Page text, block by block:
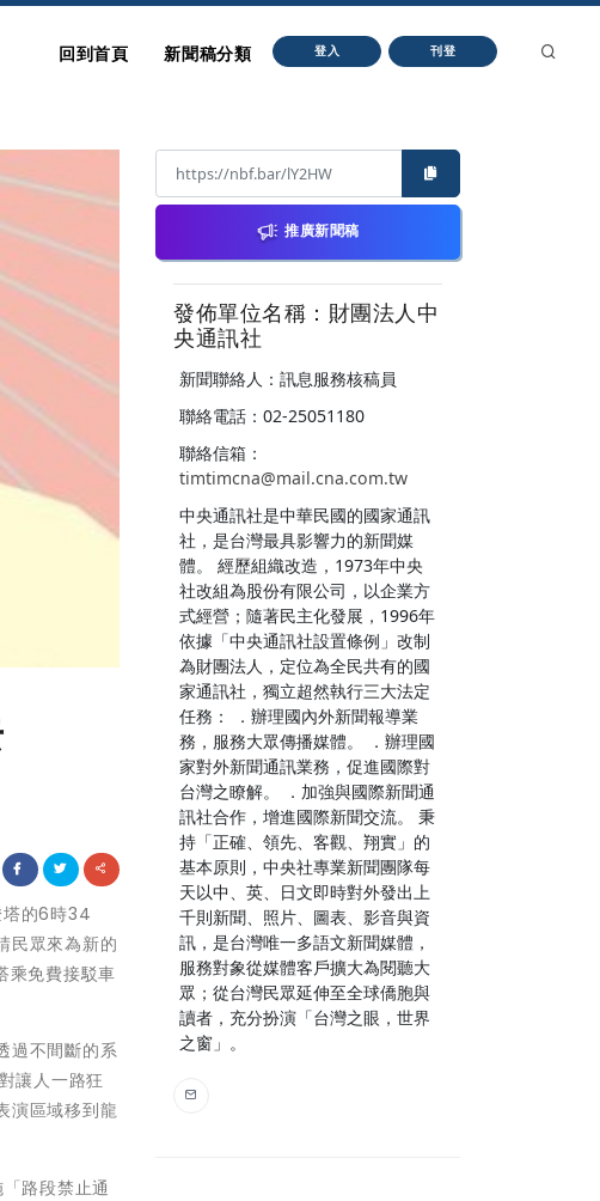
回到首頁 新聞稿分類 登入 刊登
塔的6時34
民眾來為新的
乘免費接駁車
過不間斷的系
讓人一路狂
演區域移到龍
路段禁止通
推廣新聞稿
發佈單位名稱：財團法人中
央通訊社
新聞聯絡人：訊息服務核稿員
聯絡電話：02-25051180
聯絡信箱：
timtimcna@mail.cna.com.tw
中央通訊社是中華民國的國家通訊
社，是台灣最具影響力的新聞媒
體。 經歷組織改造，1973年中央
社改組為股份有限公司，以企業方
式經營；隨著民主化發展，1996年
依據「中央通訊社設置條例」改制
為財團法人，定位為全民共有的國
家通訊社，獨立超然執行三大法定
任務： ．辦理國內外新聞報導業
務，服務大眾傳播媒體。 ．辦理國
家對外新聞通訊業務，促進國際對
台灣之瞭解。 ．加強與國際新聞通
訊社合作，增進國際新聞交流。 秉
持「正確、領先、客觀、翔實」的
基本原則，中央社專業新聞團隊每
天以中、英、日文即時對外發出上
千則新聞、照片、圖表、影音與資
訊，是台灣唯一多語文新聞媒體，
服務對象從媒體客戶擴大為閱聽大
眾；從台灣民眾延伸至全球僑胞與
讀者，充分扮演「台灣之眼，世界
之窗」。